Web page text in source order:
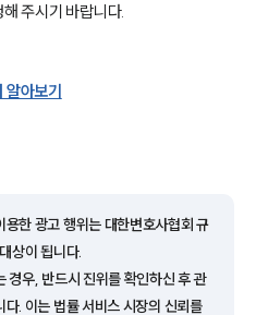
트너 로펌
소리
검색
륜
주시기 바랍니다.
아보기
한 광고 행위는 대한변호사협회 규
상이 됩니다.
경우, 반드시 진위를 확인하신 후 관
. 이는 법률 서비스 시장의 신뢰를